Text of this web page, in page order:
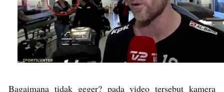
Bagaimana tidak geger? pada video tersebut kamera